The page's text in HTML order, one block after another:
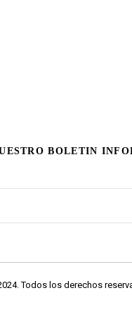
BOLETIN
Todos los derechos